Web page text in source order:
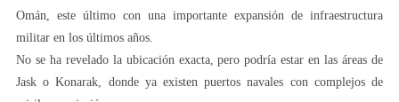
Omán, este último con una importante expansión de infraestructura
militar en los últimos años.
No se ha revelado la ubicación exacta, pero podría estar en las áreas de
Jask o Konarak, donde ya existen puertos navales con complejos de